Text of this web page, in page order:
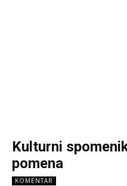
Kulturni
pomena
KOMENTAR